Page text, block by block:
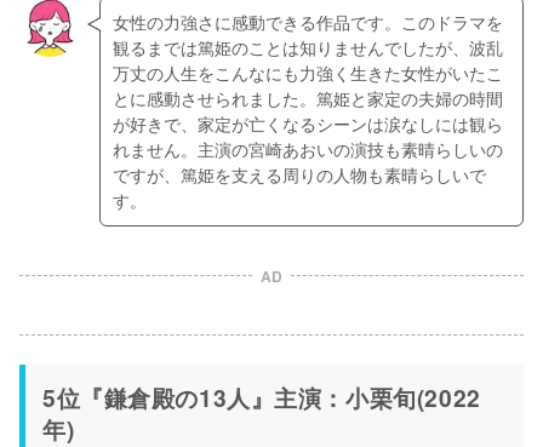
女性の力強さに感動できる作品です。このドラマを
観るまでは篤姫のことは知りませんでしたが、波乱
万丈の人生をこんなにも力強く生きた女性がいたこ
とに感動させられました。篤姫と家定の夫婦の時間
が好きで、家定が亡くなるシーンは涙なしには観ら
れません。主演の宮崎あおいの演技も素晴らしいの
ですが、篤姫を支える周りの人物も素晴らしいで
す。
AD
5位『鎌倉殿の13人』主演：小栗旬(2022
年)